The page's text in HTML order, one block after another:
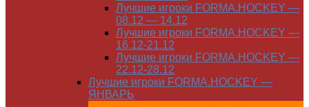
Лучшие игроки FORMA.HOCKEY —
08.12 — 14.12
Лучшие игроки FORMA.HOCKEY —
16.12-21.12
Лучшие игроки FORMA.HOCKEY —
22.12-28.12
Лучшие игроки FORMA.HOCKEY —
ЯНВАРЬ